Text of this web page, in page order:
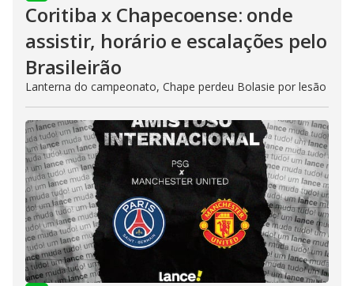
Coritiba x Chapecoense: onde
assistir, horário e escalações pelo
Brasileirão
Lanterna do campeonato, Chape perdeu Bolasie por lesão